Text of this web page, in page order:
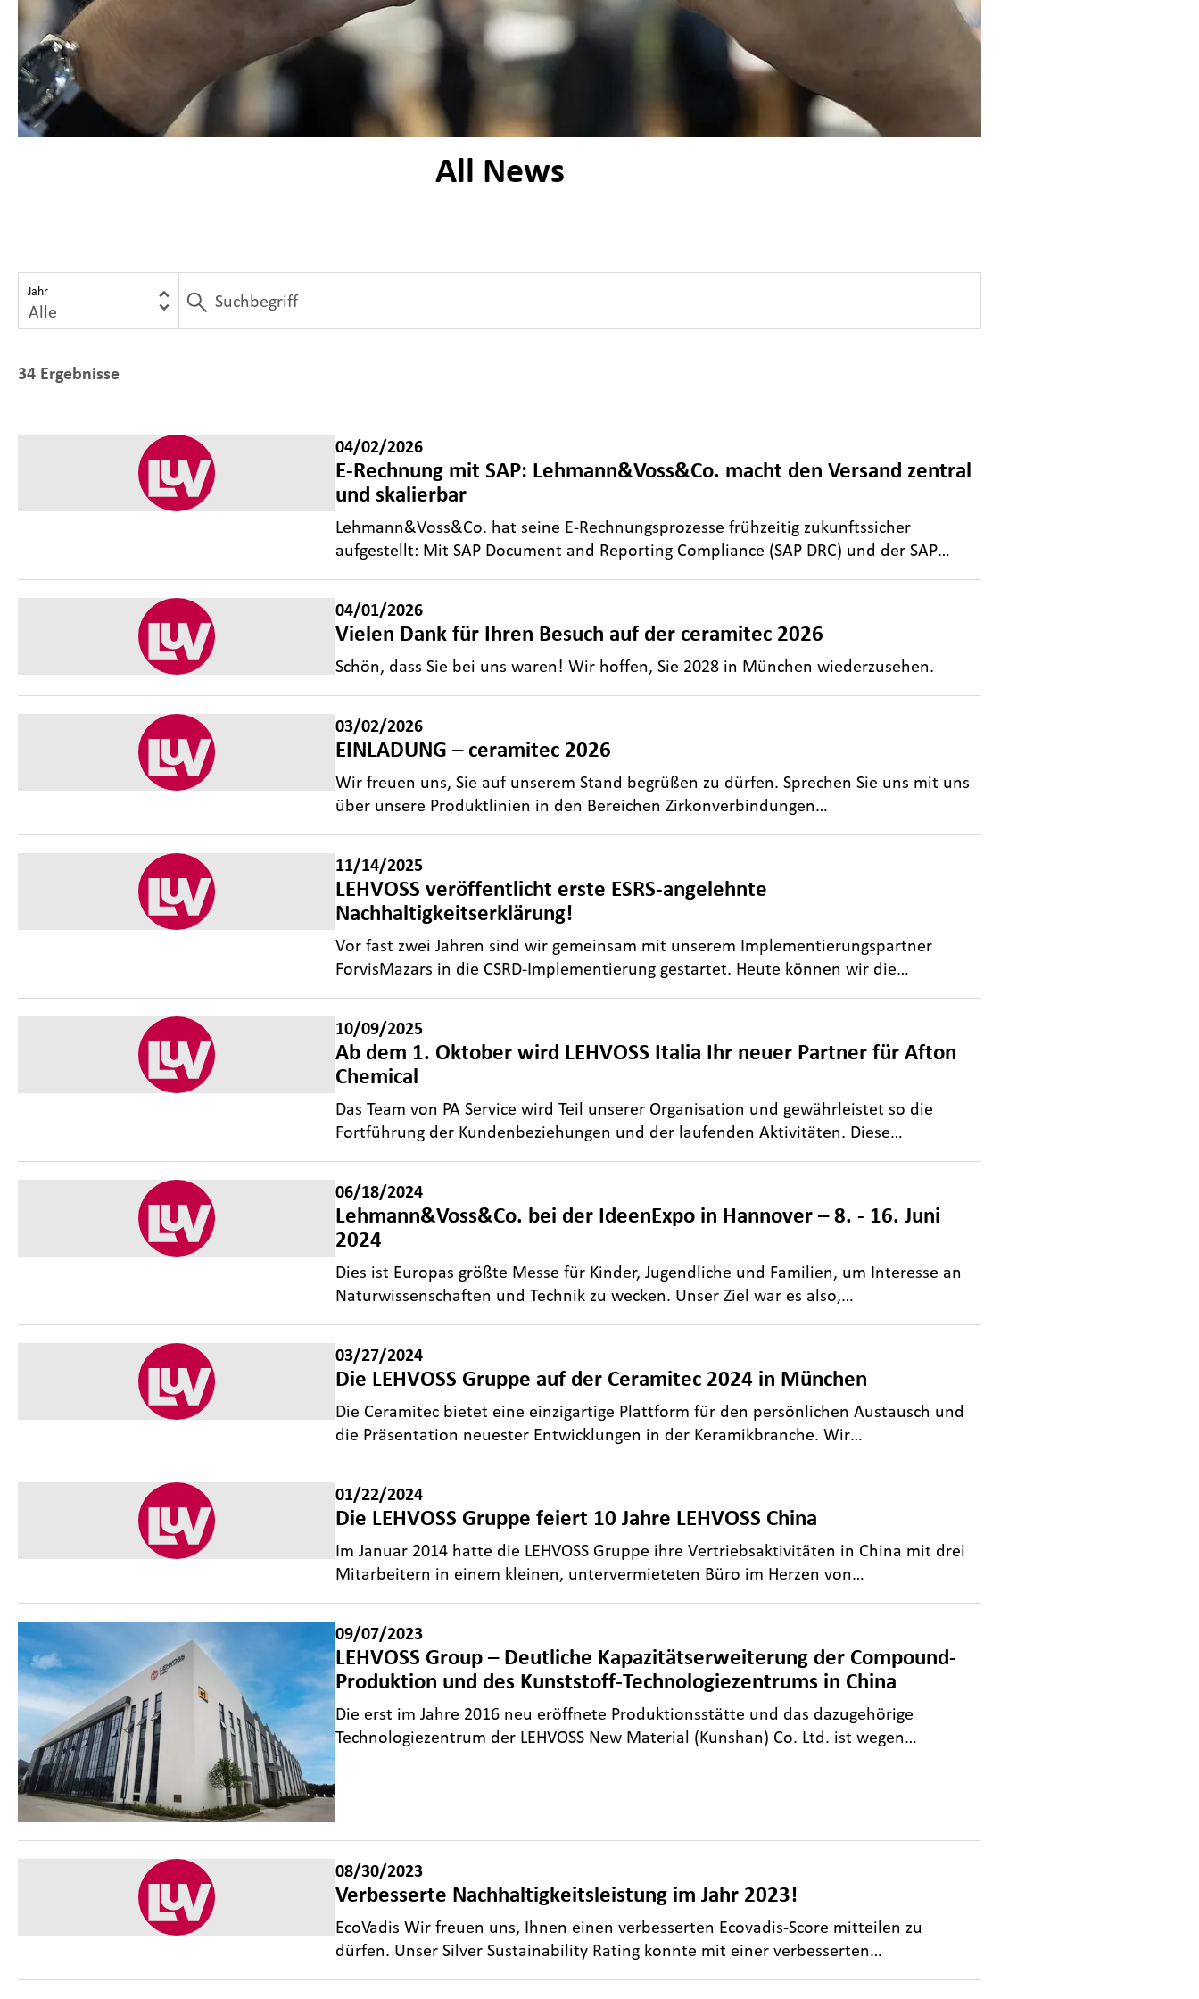
All News
Jahr
34 Ergebnisse
04/02/2026
E-Rechnung mit SAP: Lehmann&Voss&Co. macht den Versand zentral
und skalierbar
Lehmann&Voss&Co. hat seine E‑Rechnungsprozesse frühzeitig zukunftssicher
aufgestellt: Mit SAP Document and Reporting Compliance (SAP DRC) und der SAP…
04/01/2026
Vielen Dank für Ihren Besuch auf der ceramitec 2026
Schön, dass Sie bei uns waren! Wir hoffen, Sie 2028 in München wiederzusehen.
03/02/2026
EINLADUNG – ceramitec 2026
Wir freuen uns, Sie auf unserem Stand begrüßen zu dürfen. Sprechen Sie uns mit uns
über unsere Produktlinien in den Bereichen Zirkonverbindungen…
11/14/2025
LEHVOSS veröffentlicht erste ESRS-angelehnte
Nachhaltigkeitserklärung!
Vor fast zwei Jahren sind wir gemeinsam mit unserem Implementierungspartner
ForvisMazars in die CSRD-Implementierung gestartet. Heute können wir die…
10/09/2025
Ab dem 1. Oktober wird LEHVOSS Italia Ihr neuer Partner für Afton
Chemical
Das Team von PA Service wird Teil unserer Organisation und gewährleistet so die
Fortführung der Kundenbeziehungen und der laufenden Aktivitäten. Diese…
06/18/2024
Lehmann&Voss&Co. bei der IdeenExpo in Hannover – 8. - 16. Juni
2024
Dies ist Europas größte Messe für Kinder, Jugendliche und Familien, um Interesse an
Naturwissenschaften und Technik zu wecken. Unser Ziel war es also,…
03/27/2024
Die LEHVOSS Gruppe auf der Ceramitec 2024 in München
Die Ceramitec bietet eine einzigartige Plattform für den persönlichen Austausch und
die Präsentation neuester Entwicklungen in der Keramikbranche. Wir…
01/22/2024
Die LEHVOSS Gruppe feiert 10 Jahre LEHVOSS China
Im Januar 2014 hatte die LEHVOSS Gruppe ihre Vertriebsaktivitäten in China mit drei
Mitarbeitern in einem kleinen, untervermieteten Büro im Herzen von…
09/07/2023
LEHVOSS Group – Deutliche Kapazitätserweiterung der Compound-
Produktion und des Kunststoff-Technologiezentrums in China
Die erst im Jahre 2016 neu eröffnete Produktionsstätte und das dazugehörige
Technologiezentrum der LEHVOSS New Material (Kunshan) Co. Ltd. ist wegen…
08/30/2023
Verbesserte Nachhaltigkeitsleistung im Jahr 2023!
EcoVadis Wir freuen uns, Ihnen einen verbesserten Ecovadis-Score mitteilen zu
dürfen. Unser Silver Sustainability Rating konnte mit einer verbesserten…